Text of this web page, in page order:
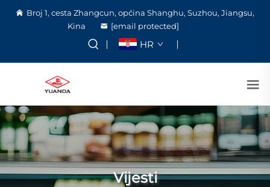
Broj 1, cesta Zhangcun, općina Shanghu, Suzhou, Jiangsu,
Kina
[email protected]
HR
Vijesti